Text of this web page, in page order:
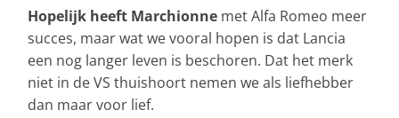
Hopelijk heeft Marchionne met Alfa Romeo meer
succes, maar wat we vooral hopen is dat Lancia
een nog langer leven is beschoren. Dat het merk
niet in de VS thuishoort nemen we als liefhebber
dan maar voor lief.